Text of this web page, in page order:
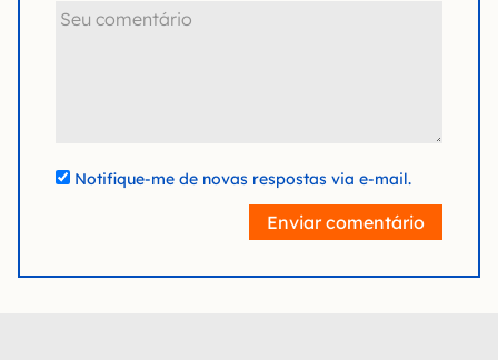
Notifique-me de novas respostas via e-mail.
Enviar comentário